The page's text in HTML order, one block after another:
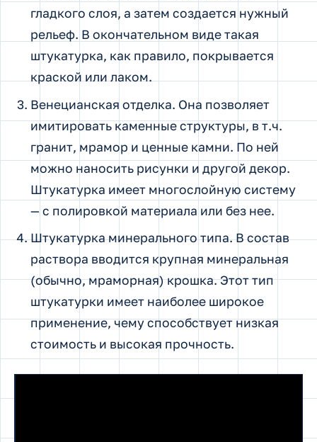
гладкого слоя, а затем создается нужный
рельеф. В окончательном виде такая
штукатурка, как правило, покрывается
краской или лаком.
Венецианская отделка. Она позволяет
имитировать каменные структуры, в т.ч.
гранит, мрамор и ценные камни. По ней
можно наносить рисунки и другой декор.
Штукатурка имеет многослойную систему
— с полировкой материала или без нее.
Штукатурка минерального типа. В состав
раствора вводится крупная минеральная
(обычно, мраморная) крошка. Этот тип
штукатурки имеет наиболее широкое
применение, чему способствует низкая
стоимость и высокая прочность.